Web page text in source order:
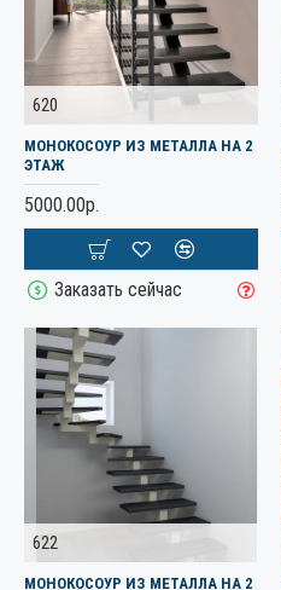
620
МОНОКОСОУР ИЗ МЕТАЛЛА НА 2
ЭТАЖ
5000.00р.
Заказать сейчас
622
МОНОКОСОУР ИЗ МЕТАЛЛА НА 2